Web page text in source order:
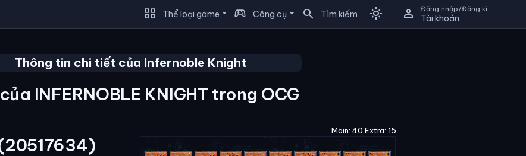
grid_view Thể loại game sports_esports Công cụ search Tìm kiếm light_mode person Đăng nhập/Đăng kí
Tài khoản
Thông tin chi tiết của Infernoble Knight
INFERNOBLE KNIGHT trong OCG
Main: 40 Extra: 15